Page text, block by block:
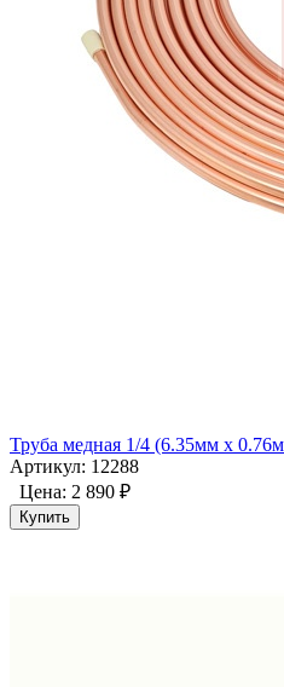
Труба медная 1/4 (6.35мм x
Артикул: 12288
Цена: 2 890 ₽
Купить